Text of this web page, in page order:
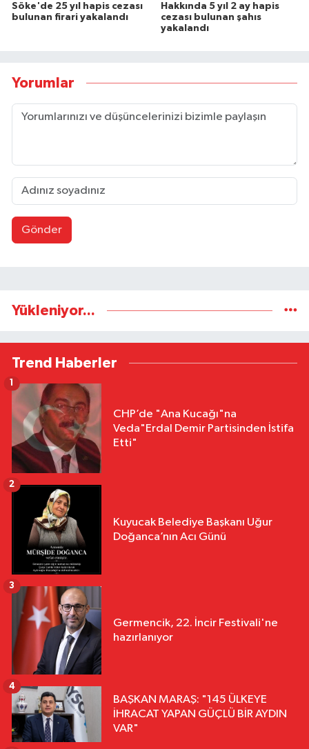
Söke'de 25 yıl hapis cezası
bulunan firari yakalandı
Hakkında 5 yıl 2 ay hapis
cezası bulunan şahıs
yakalandı
Yorumlar
Gönder
Yükleniyor...
Trend Haberler
CHP’de "Ana Kucağı"na
Veda"Erdal Demir Partisinden İstifa
Etti"
Kuyucak Belediye Başkanı Uğur
Doğanca’nın Acı Günü
2
Germencik, 22. İncir Festivali'ne
hazırlanıyor
3
BAŞKAN MARAŞ: "145 ÜLKEYE
İHRACAT YAPAN GÜÇLÜ BİR AYDIN
VAR"
4